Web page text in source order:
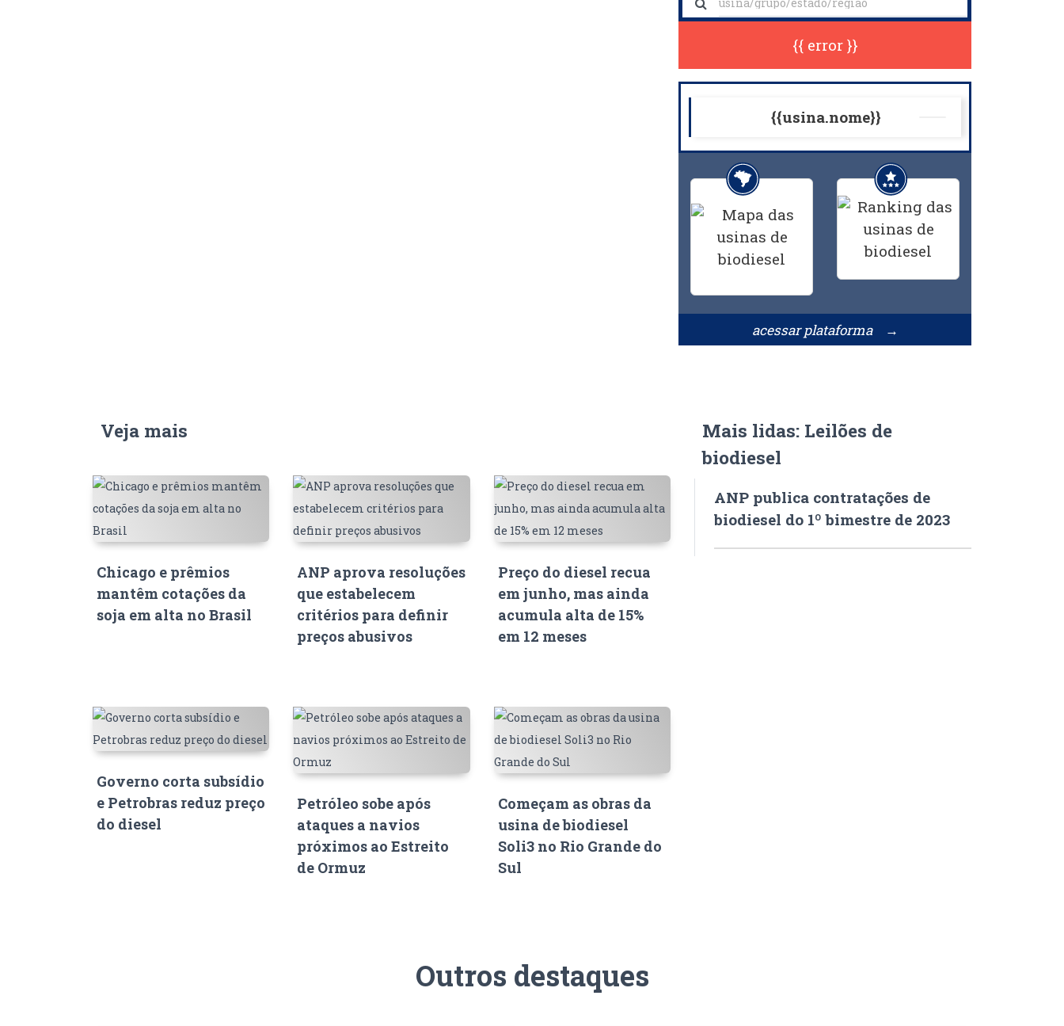
{{ error }}
{{usina.nome}}
acessar plataforma →
Veja mais
Chicago e prêmios
mantêm cotações da
soja em alta no Brasil
ANP aprova resoluções
que estabelecem
critérios para definir
preços abusivos
Preço do diesel recua
em junho, mas ainda
acumula alta de 15%
em 12 meses
Governo corta subsídio
e Petrobras reduz preço
do diesel
Petróleo sobe após
ataques a navios
próximos ao Estreito
de Ormuz
Começam as obras da
usina de biodiesel
Soli3 no Rio Grande do
Sul
Mais lidas: Leilões de
biodiesel
ANP publica contratações de
biodiesel do 1º bimestre de 2023
Outros destaques